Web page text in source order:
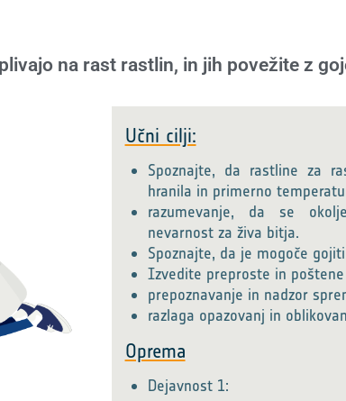
na rast rastlin, in jih povežite z
Učni cilji:
Spoznajte, da rastline za
hranila in primerno
razumevanje, da se
nevarnost za živa bitja.
Spoznajte, da je mogoče
Izvedite preproste in
prepoznavanje in nadzor
razlaga opazovanj in
Oprema
Dejavnost 1: